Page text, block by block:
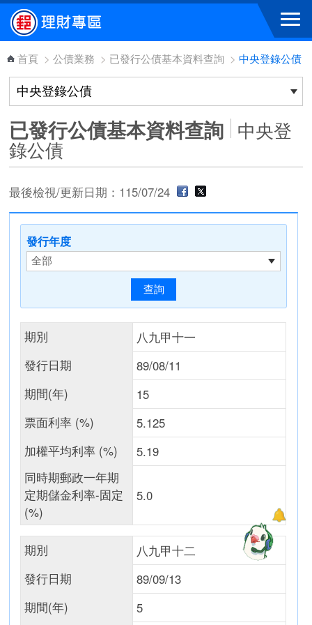
跳到主要內容區塊
首頁 > 公債業務 > 已發行公債基本資料查詢 > 中央登錄公債
已發行公債基本資料查詢 中央登
錄公債
最後檢視/更新日期：115/07/24
發行年度
期別
八九甲十一
發行日期
89/08/11
期間(年)
15
票面利率 (%)
5.125
加權平均利率 (%)
5.19
同時期郵政一年期
定期儲金利率-固定
(%)
5.0
期別
八九甲十二
發行日期
89/09/13
期間(年)
5